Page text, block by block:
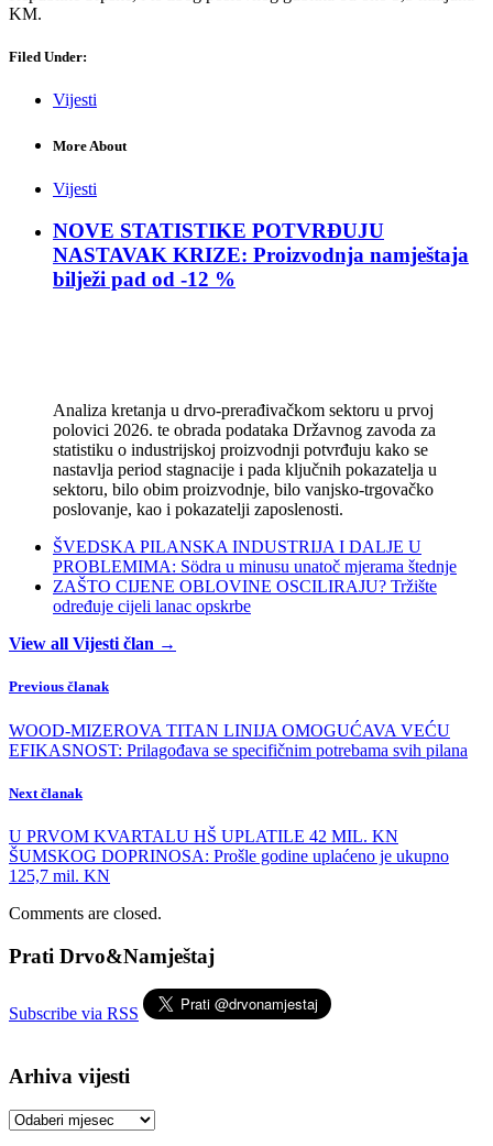
KM.
Filed Under:
Vijesti
More About
Vijesti
NOVE STATISTIKE POTVRĐUJU
NASTAVAK KRIZE: Proizvodnja namještaja
bilježi pad od -12 %
Analiza kretanja u drvo-prerađivačkom sektoru u prvoj
polovici 2026. te obrada podataka Državnog zavoda za
statistiku o industrijskoj proizvodnji potvrđuju kako se
nastavlja period stagnacije i pada ključnih pokazatelja u
sektoru, bilo obim proizvodnje, bilo vanjsko-trgovačko
poslovanje, kao i pokazatelji zaposlenosti.
ŠVEDSKA PILANSKA INDUSTRIJA I DALJE U
PROBLEMIMA: Södra u minusu unatoč mjerama štednje
ZAŠTO CIJENE OBLOVINE OSCILIRAJU? Tržište
određuje cijeli lanac opskrbe
View all Vijesti član →
Previous članak
WOOD-MIZEROVA TITAN LINIJA OMOGUĆAVA VEĆU
EFIKASNOST: Prilagođava se specifičnim potrebama svih pilana
Next članak
U PRVOM KVARTALU HŠ UPLATILE 42 MIL. KN
ŠUMSKOG DOPRINOSA: Prošle godine uplaćeno je ukupno
125,7 mil. KN
Comments are closed.
Prati Drvo&Namještaj
Subscribe via RSS
Arhiva vijesti
Arhiva